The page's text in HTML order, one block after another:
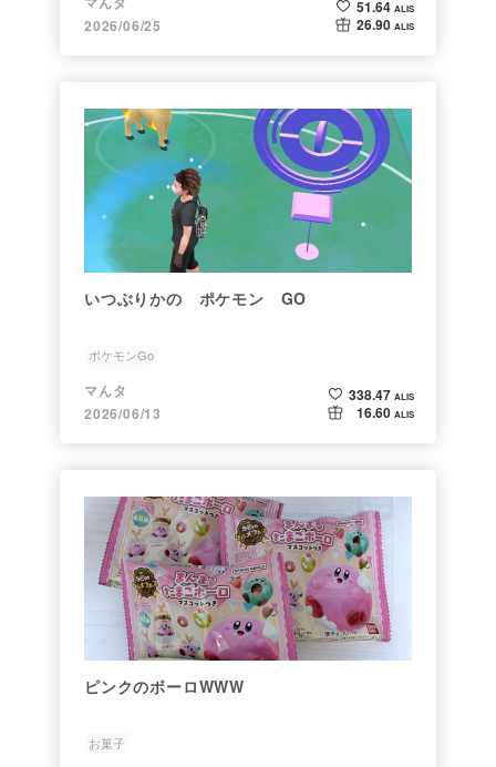
2026/06/25
51.64 ALIS
26.90 ALIS
いつぶりかの ポケモン GO
ポケモンGo
マんタ
2026/06/13
338.47 ALIS
16.60 ALIS
ピンクのボーロWWW
お菓子